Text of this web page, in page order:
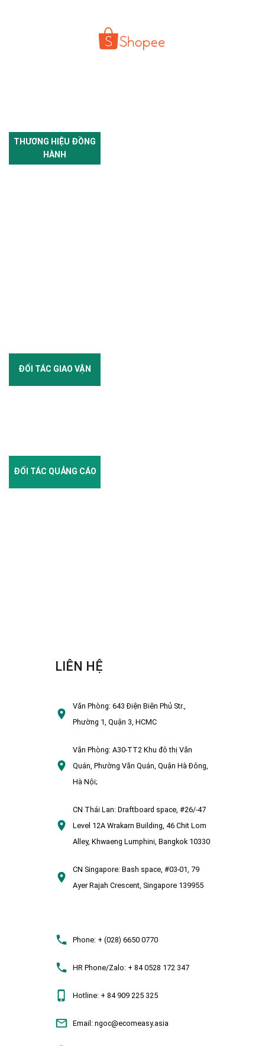
THƯƠNG HIỆU ĐỒNG
HÀNH
ĐỐI TÁC GIAO VẬN
ĐỐI TÁC QUẢNG CÁO
LIÊN HỆ
Văn Phòng:643 Điện Biên Phủ Str.,
Phường 1, Quận 3, HCMC
Văn Phòng:A30-TT2 Khu đô thị Văn
Quán, Phường Văn Quán, Quận Hà Đông,
Hà Nội;
CN Thái Lan: Draftboard space, #26/-47
Level 12A Wrakarn Building, 46 Chit Lom
Alley, Khwaeng Lumphini, Bangkok 10330
CN Singapore: Bash space, #03-01, 79
Ayer Rajah Crescent, Singapore 139955
Phone:+ (028) 6650 0770
HR Phone/Zalo:+ 84 0528 172 347
Hotline:+ 84 909 225 325
Email: ngoc@ecomeasy.asia